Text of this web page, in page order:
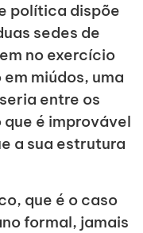
política dispõe
sedes de
no exercício
miúdos, uma
entre os
é improvável
a sua estrutura
que é o caso
formal, jamais